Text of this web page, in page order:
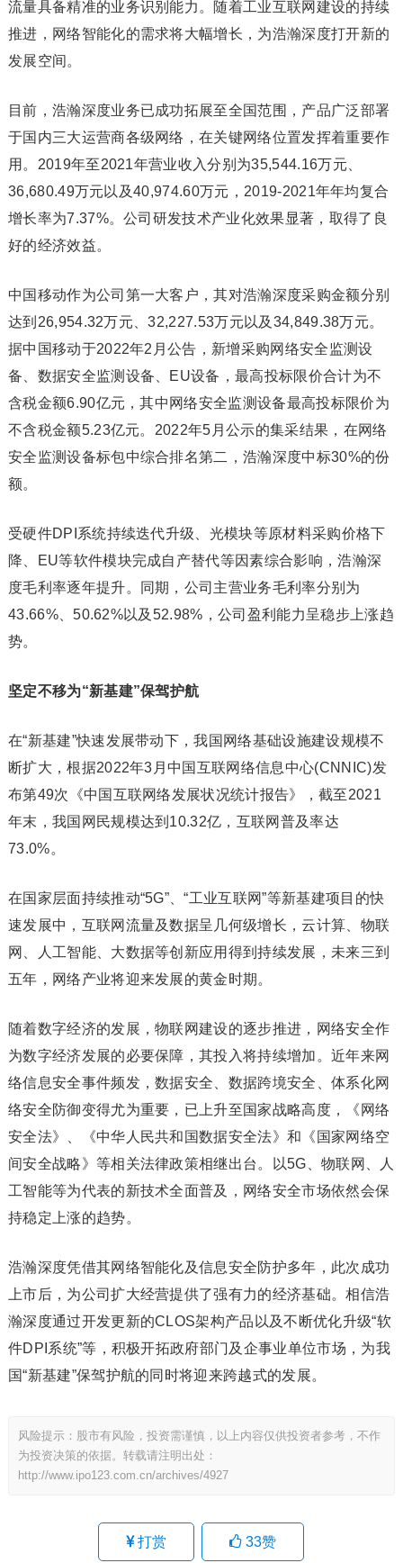
流量具备精准的业务识别能力。随着工业互联网建设的持续
推进，网络智能化的需求将大幅增长，为浩瀚深度打开新的
发展空间。
目前，浩瀚深度业务已成功拓展至全国范围，产品广泛部署
于国内三大运营商各级网络，在关键网络位置发挥着重要作
用。2019年至2021年营业收入分别为35,544.16万元、
36,680.49万元以及40,974.60万元，2019-2021年年均复合
增长率为7.37%。公司研发技术产业化效果显著，取得了良
好的经济效益。
中国移动作为公司第一大客户，其对浩瀚深度采购金额分别
达到26,954.32万元、32,227.53万元以及34,849.38万元。
据中国移动于2022年2月公告，新增采购网络安全监测设
备、数据安全监测设备、EU设备，最高投标限价合计为不
含税金额6.90亿元，其中网络安全监测设备最高投标限价为
不含税金额5.23亿元。2022年5月公示的集采结果，在网络
安全监测设备标包中综合排名第二，浩瀚深度中标30%的份
额。
受硬件DPI系统持续迭代升级、光模块等原材料采购价格下
降、EU等软件模块完成自产替代等因素综合影响，浩瀚深
度毛利率逐年提升。同期，公司主营业务毛利率分别为
43.66%、50.62%以及52.98%，公司盈利能力呈稳步上涨趋
势。
坚定不移为“新基建”保驾护航
在“新基建”快速发展带动下，我国网络基础设施建设规模不
断扩大，根据2022年3月中国互联网络信息中心(CNNIC)发
布第49次《中国互联网络发展状况统计报告》，截至2021
年末，我国网民规模达到10.32亿，互联网普及率达
73.0%。
在国家层面持续推动“5G”、“工业互联网”等新基建项目的快
速发展中，互联网流量及数据呈几何级增长，云计算、物联
网、人工智能、大数据等创新应用得到持续发展，未来三到
五年，网络产业将迎来发展的黄金时期。
随着数字经济的发展，物联网建设的逐步推进，网络安全作
为数字经济发展的必要保障，其投入将持续增加。近年来网
络信息安全事件频发，数据安全、数据跨境安全、体系化网
络安全防御变得尤为重要，已上升至国家战略高度，《网络
安全法》、《中华人民共和国数据安全法》和《国家网络空
间安全战略》等相关法律政策相继出台。以5G、物联网、人
工智能等为代表的新技术全面普及，网络安全市场依然会保
持稳定上涨的趋势。
浩瀚深度凭借其网络智能化及信息安全防护多年，此次成功
上市后，为公司扩大经营提供了强有力的经济基础。相信浩
瀚深度通过开发更新的CLOS架构产品以及不断优化升级“软
件DPI系统”等，积极开拓政府部门及企事业单位市场，为我
国“新基建”保驾护航的同时将迎来跨越式的发展。
风险提示：股市有风险，投资需谨慎，以上内容仅供投资者参考，不作
为投资决策的依据。转载请注明出处：
http://www.ipo123.com.cn/archives/4927
打赏 33赞